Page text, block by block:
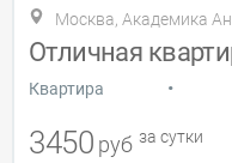
Москва, Академика
Квартира •
3450 руб за сутки